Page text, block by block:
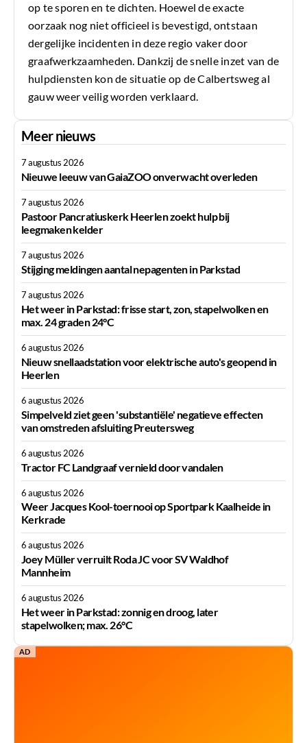
op te sporen en te dichten. Hoewel de exacte
oorzaak nog niet officieel is bevestigd, ontstaan
dergelijke incidenten in deze regio vaker door
graafwerkzaamheden. Dankzij de snelle inzet van de
hulpdiensten kon de situatie op de Calbertsweg al
gauw weer veilig worden verklaard.
Meer nieuws
7 augustus 2026
Nieuwe leeuw van GaiaZOO onverwacht overleden
7 augustus 2026
Pastoor Pancratiuskerk Heerlen zoekt hulp bij
leegmaken kelder
7 augustus 2026
Stijging meldingen aantal nepagenten in Parkstad
7 augustus 2026
Het weer in Parkstad: frisse start, zon, stapelwolken en
max. 24 graden 24°C
6 augustus 2026
Nieuw snellaadstation voor elektrische auto's geopend in
Heerlen
6 augustus 2026
Simpelveld ziet geen 'substantiële' negatieve effecten
van omstreden afsluiting Preutersweg
6 augustus 2026
Tractor FC Landgraaf vernield door vandalen
6 augustus 2026
Weer Jacques Kool-toernooi op Sportpark Kaalheide in
Kerkrade
6 augustus 2026
Joey Müller verruilt Roda JC voor SV Waldhof
Mannheim
6 augustus 2026
Het weer in Parkstad: zonnig en droog, later
stapelwolken; max. 26°C
AD